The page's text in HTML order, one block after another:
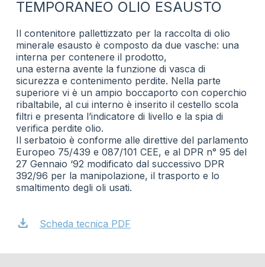
TEMPORANEO OLIO ESAUSTO
Il contenitore pallettizzato per la raccolta di olio
minerale esausto è composto da due vasche: una
interna per contenere il prodotto,
una esterna avente la funzione di vasca di
sicurezza e contenimento perdite. Nella parte
superiore vi è un ampio boccaporto con coperchio
ribaltabile, al cui interno è inserito il cestello scola
filtri e presenta l’indicatore di livello e la spia di
verifica perdite olio.
Il serbatoio è conforme alle direttive del parlamento
Europeo 75/439 e 087/101 CEE, e al DPR n° 95 del
27 Gennaio ‘92 modificato dal successivo DPR
392/96 per la manipolazione, il trasporto e lo
smaltimento degli oli usati.
download Scheda tecnica PDF